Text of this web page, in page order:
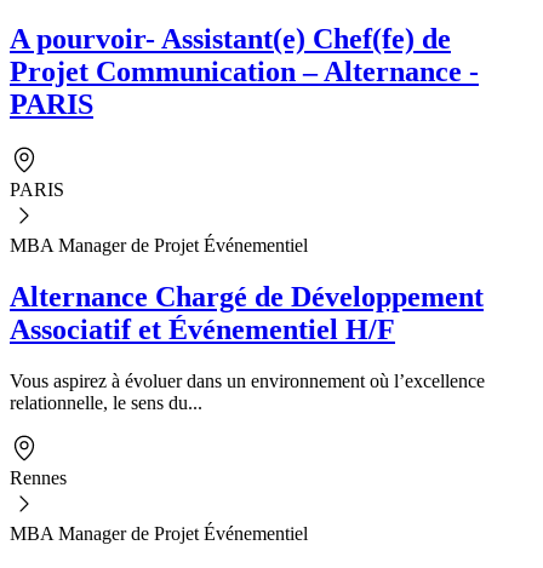
A pourvoir- Assistant(e) Chef(fe) de
Projet Communication – Alternance -
PARIS
PARIS
MBA Manager de Projet Événementiel
Alternance Chargé de Développement
Associatif et Événementiel H/F
Vous aspirez à évoluer dans un environnement où l’excellence
relationnelle, le sens du...
Rennes
MBA Manager de Projet Événementiel